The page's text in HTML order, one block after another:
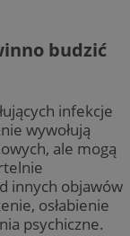
budzić
infekcje
wywołują
ale mogą
innych objawów
osłabienie
psychiczne.